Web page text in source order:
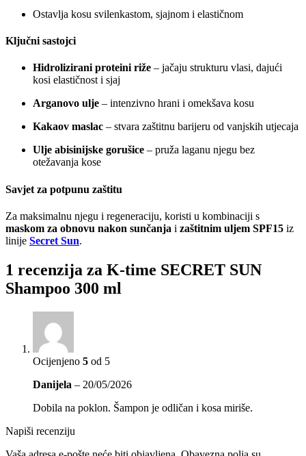
Ostavlja kosu svilenkastom, sjajnom i elastičnom
Ključni sastojci
Hidrolizirani proteini riže – jačaju strukturu vlasi, dajući
kosi elastičnost i sjaj
Arganovo ulje – intenzivno hrani i omekšava kosu
Kakaov maslac – stvara zaštitnu barijeru od vanjskih utjecaja
Ulje abisinijske gorušice – pruža laganu njegu bez
otežavanja kose
Savjet za potpunu zaštitu
Za maksimalnu njegu i regeneraciju, koristi u kombinaciji s
maskom za obnovu nakon sunčanja i zaštitnim uljem SPF15 iz
linije Secret Sun.
1 recenzija za K-time SECRET SUN
Shampoo 300 ml
Ocijenjeno 5 od 5
Danijela – 20/05/2026
Dobila na poklon. Šampon je odličan i kosa miriše.
Napiši recenziju